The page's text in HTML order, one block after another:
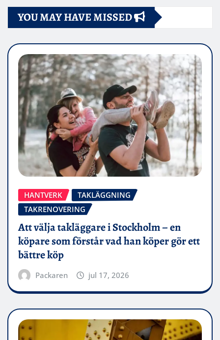
YOU MAY HAVE MISSED
HANTVERK
TAKLÄGGNING
TAKRENOVERING
Att välja takläggare i Stockholm – en
köpare som förstår vad han köper gör ett
bättre köp
Packaren jul 17, 2026